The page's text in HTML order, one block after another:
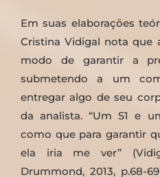
Em suas elaborações
Cristina Vidigal nota que
modo de garantir a
submetendo a um
entregar algo de seu
da analista. “Um S1 e
como que para garantir
ela iria me ver”
Drummond, 2013, p.68-